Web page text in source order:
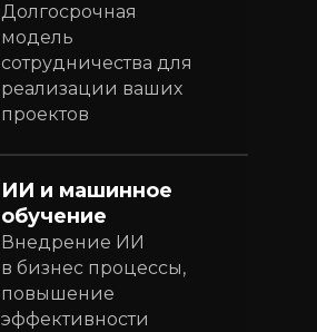
Долгосрочная
модель
сотрудничества для
реализации ваших
проектов
ИИ и машинное
обучение
Внедрение ИИ
в бизнес процессы,
повышение
эффективности